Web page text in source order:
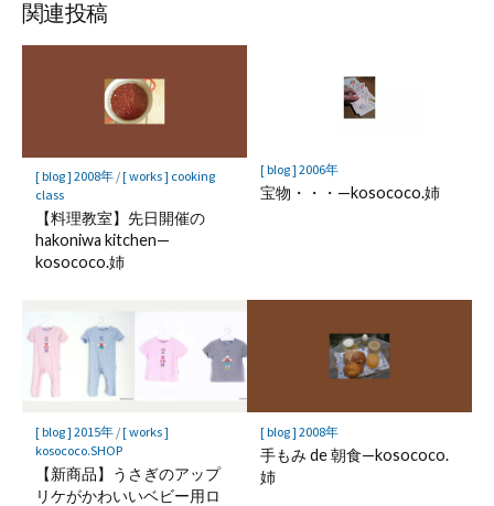
関連投稿
[ blog ] 2008年/[ works ] cooking
class
【料理教室】先日開催の
hakoniwa kitchen—
kosococo.姉
[ blog ] 2006年
宝物・・・—kosococo.姉
[ blog ] 2015年/[ works ]
kosococo.SHOP
【新商品】うさぎのアップ
リケがかわいいベビー用ロ
[ blog ] 2008年
手もみ de 朝食—kosococo.
姉